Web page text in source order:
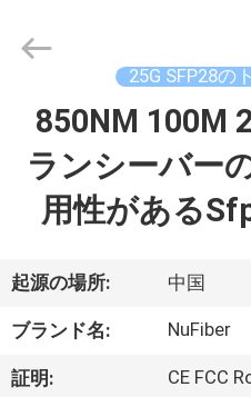
ダ
ク
ト
Shenzhen
Fivision
Developed
25G SFP28の
850NM 100M
ランシーバー
用性がある
起源の場所: 中国
ブランド名: NuFiber
証明: CE FCC